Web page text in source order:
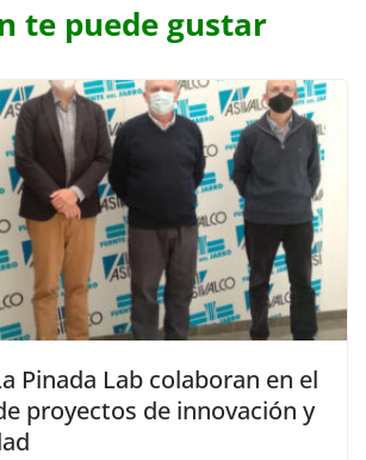
te puede gustar
Pinada Lab colaboran en el
proyectos de innovación y